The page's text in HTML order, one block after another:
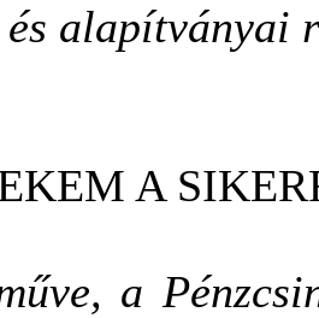
alapítványai
A
a